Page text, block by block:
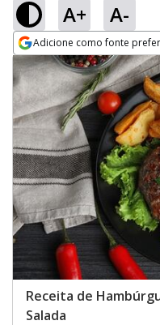
A+ A-
Adicione como fonte
Opens in new window
Receita de
Salada